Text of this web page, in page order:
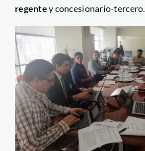
regentey concesionario-tercero.